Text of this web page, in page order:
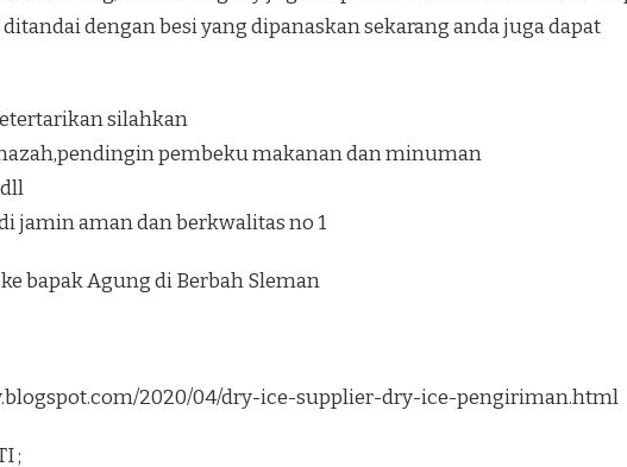
dengan besi yang dipanaskan sekarang anda juga dapat
silahkan
pembeku makanan dan minuman
jamin aman dan berkwalitas no 1
bapak Agung di Berbah Sleman
2020/04/dry-ice-supplier-dry-ice-pengiriman.html
;